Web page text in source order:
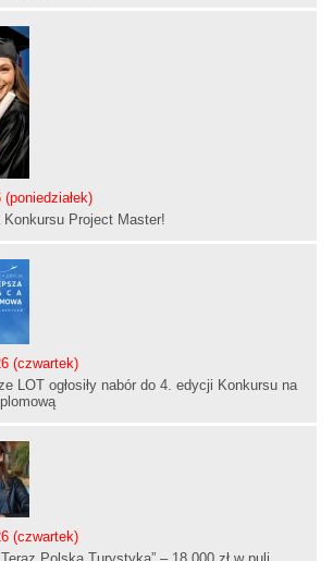
Project Master!
(czwartek)
LOT ogłosiły nabór do 4. edycji Konkursu na
(czwartek)